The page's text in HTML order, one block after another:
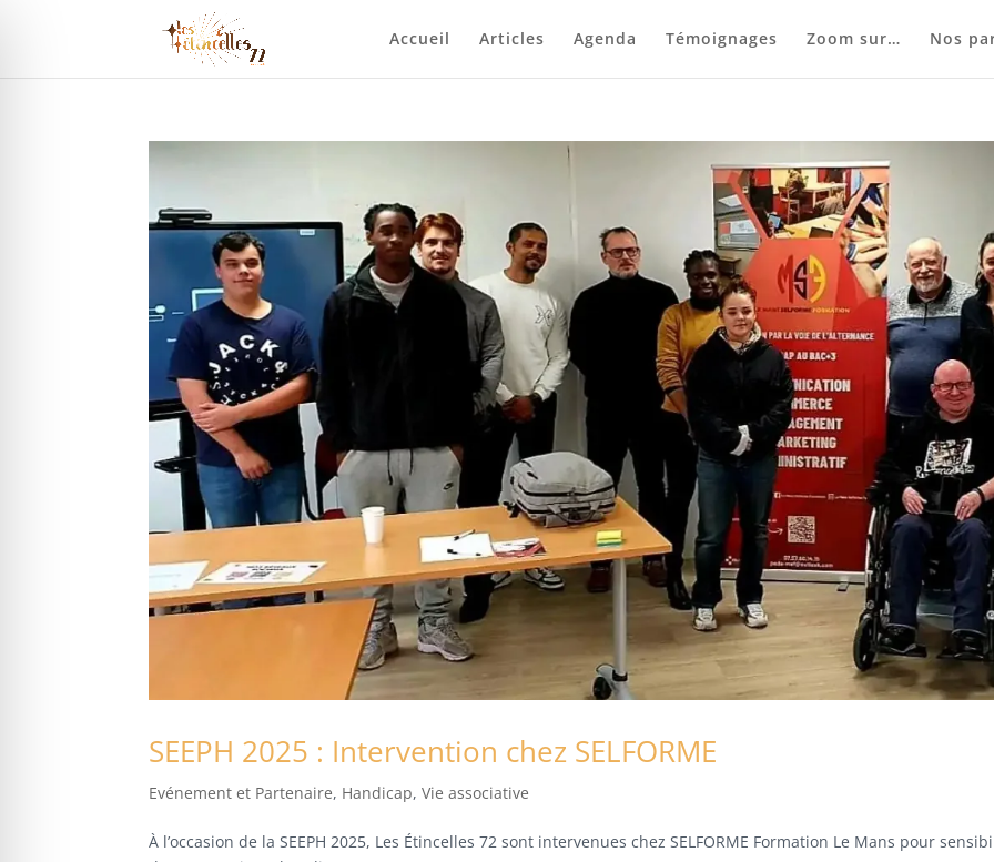
Accueil Articles Agenda Témoignages Zoom sur… Nos
SEEPH 2025 : Intervention chez SELFORME
Evénement et Partenaire, Handicap,Vie associative
À l’occasion de la SEEPH 2025, Les Étincelles 72 sont intervenues chez SELFORME Formation Le Mans pour